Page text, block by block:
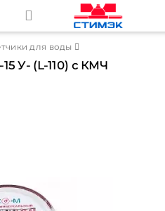
для воды
У- (L-110) с КМЧ